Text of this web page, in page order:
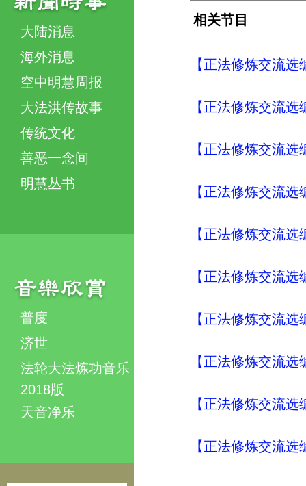
大陆消息
海外消息
空中明慧周报
大法洪传故事
传统文化
善恶一念间
明慧丛书
普度
济世
法轮大法炼功音乐
2018版
天音净乐
相关节目
【正法修炼交流
【正法修炼交流
【正法修炼交流
【正法修炼交流
【正法修炼交流
【正法修炼交流
【正法修炼交流
【正法修炼交流
【正法修炼交流
【正法修炼交流